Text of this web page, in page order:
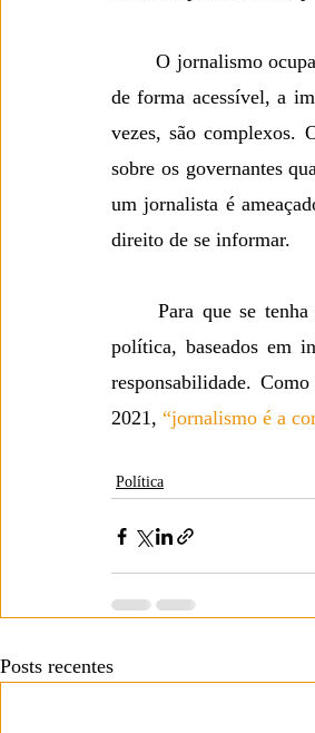
	O jornalismo ocupa um lugar de destaque em um país democrático. Ao noticiar acontecimentos
de forma acessível, a
vezes, são complexos.
sobre os governantes
um jornalista é
direito de se informar.
	Para que se tenha uma democracia ativa e para que os cidadãos possam formar sua opinião
política, baseados em
responsabilidade.
2021, “jornalismo é a
Política
Posts recentes